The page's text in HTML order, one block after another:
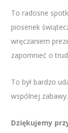
To radosne
piosenek
wręczaniem
zapomnieć o
To był bardzo
wspólnej zabawy.
Dziękujemy